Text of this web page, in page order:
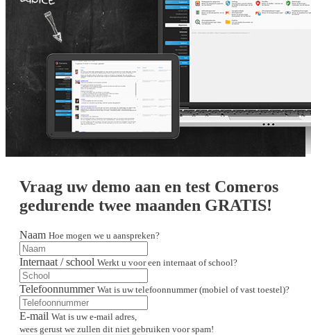
Vraag uw demo aan en test Comeros
gedurende twee maanden GRATIS!
Naam Hoe mogen we u aanspreken?
Internaat / school Werkt u voor een internaat of school?
Telefoonnummer Wat is uw telefoonnummer (mobiel of vast toestel)?
E-mail Wat is uw e-mail adres,
wees gerust we zullen dit niet gebruiken voor spam!